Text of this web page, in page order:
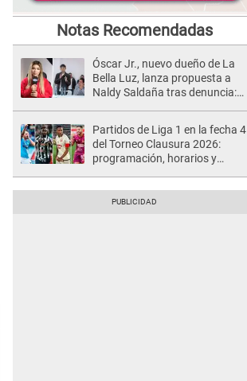
Notas Recomendadas
Óscar Jr., nuevo dueño de La
Bella Luz, lanza propuesta a
Naldy Saldaña tras denuncia:
Partidos de Liga 1 en la fecha 4
del Torneo Clausura 2026:
programación, horarios y